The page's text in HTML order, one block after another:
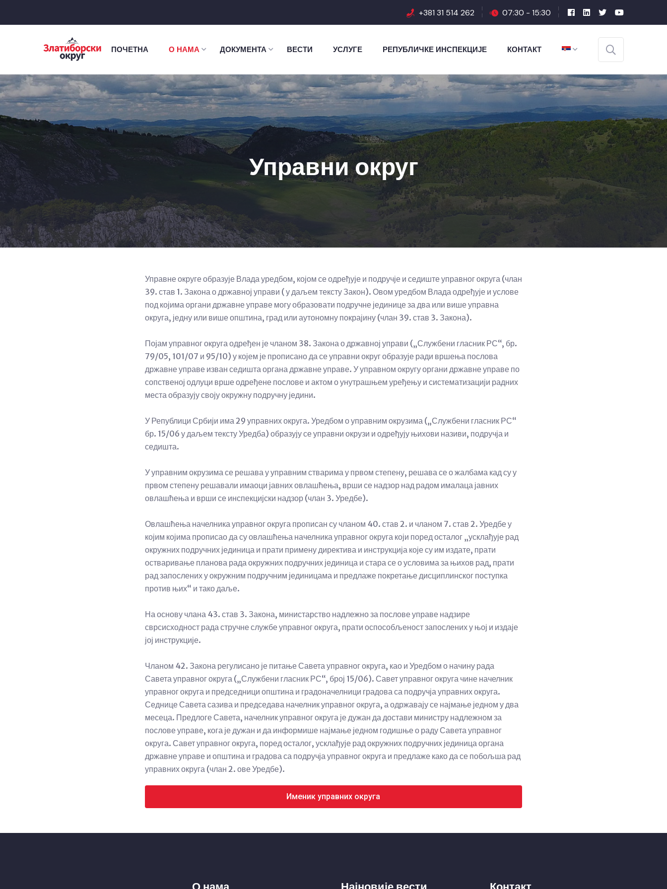
+381 31 514 262 07:30 - 15:30
ПОЧЕТНА О НАМА ДОКУМЕНТА ВЕСТИ УСЛУГЕ РЕПУБЛИЧКЕ ИНСПЕКЦИЈЕ КОНТАКТ
Управни округ
Управне округе образује Влада уредбом, којом се одређује и подручје и седиште управног округа (члан
39. став 1. Закона о државној управи ( у даљем тексту Закон). Овом уредбом Влада одређује и услове
под којима органи државне управе могу образовати подручне јединице за два или више управна
округа, једну или више општина, град или аутономну покрајину (члан 39. став 3. Закона).
Појам управног округа одређен је чланом 38. Закона о државној управи („Службени гласник РС“, бр.
79/05, 101/07 и 95/10) у којем је прописано да се управни округ образује ради вршења послова
државне управе изван седишта органа државне управе. У управном округу органи државне управе по
сопственој одлуци врше одређене послове и актом о унутрашњем уређењу и систематизацији радних
места образују своју окружну подручну једини.
У Републици Србији има 29 управних округа. Уредбом о управним окрузима („Службени гласник РС“
бр. 15/06 у даљем тексту Уредба) образују се управни окрузи и одређују њихови називи, подручја и
седишта.
У управним окрузима се решава у управним стварима у првом степену, решава се о жалбама кад су у
првом степену решавали имаоци јавних овлашћења, врши се надзор над радом ималаца јавних
овлашћења и врши се инспекцијски надзор (члан 3. Уредбе).
Овлашћења начелника управног округа прописан су чланом 40. став 2. и чланом 7. став 2. Уредбе у
којим којима прописао да су овлашћења начелника управног округа који поред осталог „усклађује рад
окружних подручних јединица и прати примену директива и инструкција које су им издате, прати
остваривање планова рада окружних подручних јединица и стара се о условима за њихов рад, прати
рад запослених у окружним подручним јединицама и предлаже покретање дисциплинског поступка
против њих“ и тако даље.
На основу члана 43. став 3. Закона, министарство надлежно за послове управе надзире
сврсисходност рада стручне службе управног округа, прати оспособљеност запослених у њој и издаје
јој инструкције.
Чланом 42. Закона регулисано је питање Савета управног округа, као и Уредбом о начину рада
Савета управног округа („Службени гласник РС“, број 15/06). Савет управног округа чине начелник
управног округа и председници општина и градоначелници градова са подручја управних округа.
Седнице Савета сазива и председава начелник управног округа, а одржавају се најмање једном у два
месеца. Предлоге Савета, начелник управног округа је дужан да достави министру надлежном за
послове управе, кога је дужан и да информише најмање једном годишње о раду Савета управног
округа. Савет управног округа, поред осталог, усклађује рад окружних подручних јединица органа
државне управе и општина и градова са подручја управног округа и предлаже како да се побољша рад
управних округа (члан 2. ове Уредбе).
Именик управних округа